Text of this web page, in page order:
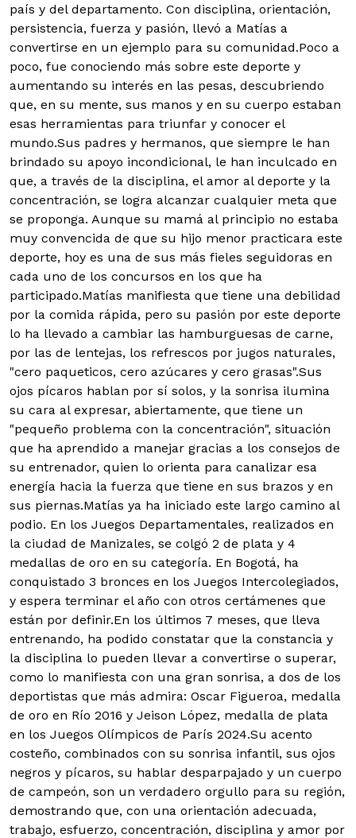
país y del departamento. Con disciplina, orientación,
persistencia, fuerza y pasión, llevó a Matías a
convertirse en un ejemplo para su comunidad.Poco a
poco, fue conociendo más sobre este deporte y
aumentando su interés en las pesas, descubriendo
que, en su mente, sus manos y en su cuerpo estaban
esas herramientas para triunfar y conocer el
mundo.Sus padres y hermanos, que siempre le han
brindado su apoyo incondicional, le han inculcado en
que, a través de la disciplina, el amor al deporte y la
concentración, se logra alcanzar cualquier meta que
se proponga. Aunque su mamá al principio no estaba
muy convencida de que su hijo menor practicara este
deporte, hoy es una de sus más fieles seguidoras en
cada uno de los concursos en los que ha
participado.Matías manifiesta que tiene una debilidad
por la comida rápida, pero su pasión por este deporte
lo ha llevado a cambiar las hamburguesas de carne,
por las de lentejas, los refrescos por jugos naturales,
"cero paqueticos, cero azúcares y cero grasas".Sus
ojos pícaros hablan por sí solos, y la sonrisa ilumina
su cara al expresar, abiertamente, que tiene un
"pequeño problema con la concentración", situación
que ha aprendido a manejar gracias a los consejos de
su entrenador, quien lo orienta para canalizar esa
energía hacia la fuerza que tiene en sus brazos y en
sus piernas.Matías ya ha iniciado este largo camino al
podio. En los Juegos Departamentales, realizados en
la ciudad de Manizales, se colgó 2 de plata y 4
medallas de oro en su categoría. En Bogotá, ha
conquistado 3 bronces en los Juegos Intercolegiados,
y espera terminar el año con otros certámenes que
están por definir.En los últimos 7 meses, que lleva
entrenando, ha podido constatar que la constancia y
la disciplina lo pueden llevar a convertirse o superar,
como lo manifiesta con una gran sonrisa, a dos de los
deportistas que más admira: Oscar Figueroa, medalla
de oro en Río 2016 y Jeison López, medalla de plata
en los Juegos Olímpicos de París 2024.Su acento
costeño, combinados con su sonrisa infantil, sus ojos
negros y pícaros, su hablar desparpajado y un cuerpo
de campeón, son un verdadero orgullo para su región,
demostrando que, con una orientación adecuada,
trabajo, esfuerzo, concentración, disciplina y amor por